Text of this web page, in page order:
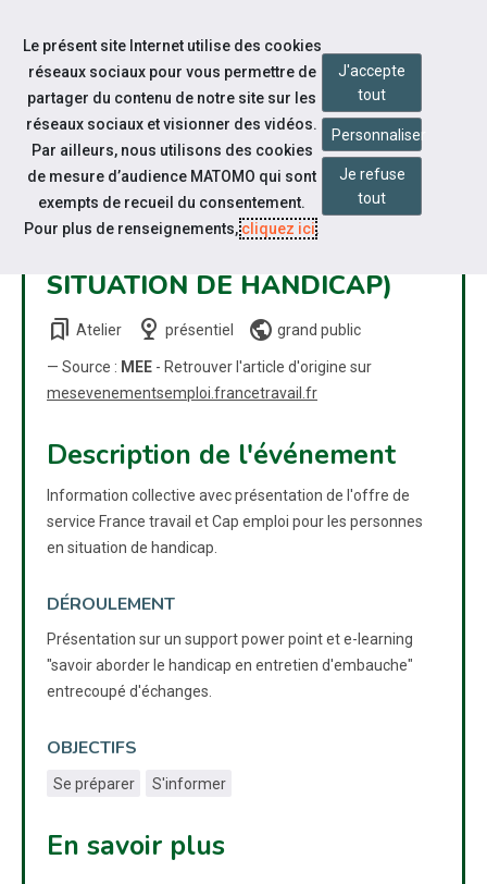
Aller au contenu
OFFRE DE SERVICE FRANCE
TRAVAIL/CAP EMPLOI (POUR
SITUATION DE HANDICAP)
bookmarks Atelier nest_cam_indoor présentiel public grand public
— Source : MEE - Retrouver l'article d'origine sur
mesevenementsemploi.francetravail.fr
Description de l'événement
Information collective avec présentation de l'offre de
service France travail et Cap emploi pour les personnes
en situation de handicap.
DÉROULEMENT
Présentation sur un support power point et e-learning
"savoir aborder le handicap en entretien d'embauche"
entrecoupé d'échanges.
OBJECTIFS
Se préparer S'informer
En savoir plus
Le présent site Internet utilise des cookies
réseaux sociaux pour vous permettre de
partager du contenu de notre site sur les
réseaux sociaux et visionner des vidéos.
Par ailleurs, nous utilisons des cookies
de mesure d’audience MATOMO qui sont
exempts de recueil du consentement.
Pour plus de renseignements,cliquez ici.
J'accepte
tout
Personnaliser
Je refuse
tout